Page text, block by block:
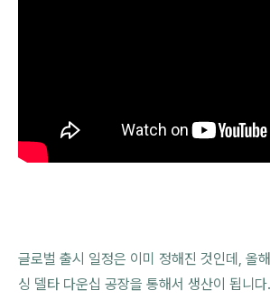
글로벌 출시 일정은 이미 정해진 것인데, 올
싱 델타 다운십 공장을 통해서 생산이 됩니다